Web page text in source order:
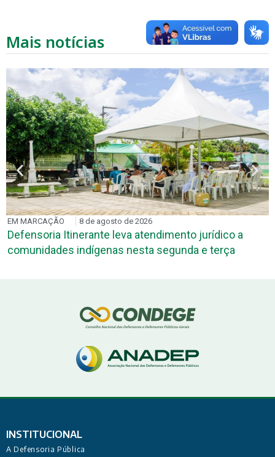
Mais notícias
EM MARCAÇÃO 8 de agosto de 2026
Defensoria Itinerante leva atendimento jurídico a
comunidades indígenas nesta segunda e terça
INSTITUCIONAL
A Defensoria Pública